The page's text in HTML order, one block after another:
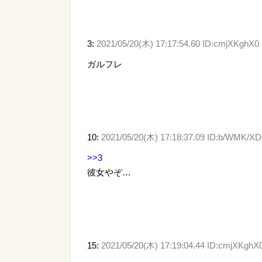
3: 2021/05/20(木) 17:17:54.60 ID:cmjXKghX0
ガルフレ
10: 2021/05/20(木) 17:18:37.09 ID:b/WMK/
>>3
彼女やぞ…
15: 2021/05/20(木) 17:19:04.44